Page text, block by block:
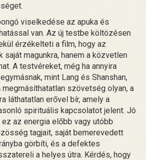
viselkedése az apuka és
van. Az új testbe költözésen
érzékelteti a film, hogy az
magunkra, hanem a közvetlen
A testvéreket, még ha annyira
mint Lang és Shanshan,
szövetség olyan, a
láthatatlan erővel bír, amely a
spirituális kapcsolatot jelent. Jó
az energia előbb vagy utóbb
tagjait, saját bemerevedett
görbíti, és a defektes
a helyes útra. Kérdés, hogy